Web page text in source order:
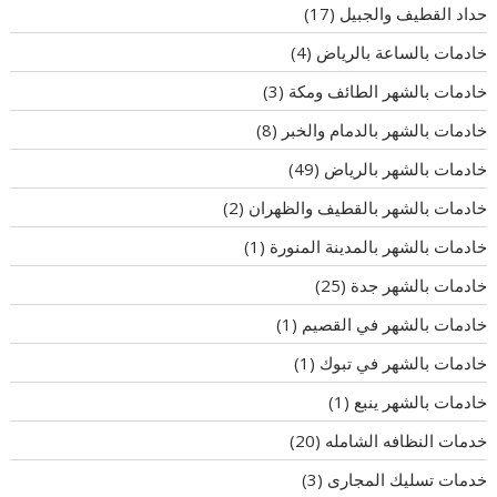
حداد القطيف والجبيل (17)
خادمات بالساعة بالرياض (4)
خادمات بالشهر الطائف ومكة (3)
خادمات بالشهر بالدمام والخبر (8)
خادمات بالشهر بالرياض (49)
خادمات بالشهر بالقطيف والظهران (2)
خادمات بالشهر بالمدينة المنورة (1)
خادمات بالشهر جدة (25)
خادمات بالشهر في القصيم (1)
خادمات بالشهر في تبوك (1)
خادمات بالشهر ينبع (1)
خدمات النظافه الشامله (20)
خدمات تسليك المجارى (3)